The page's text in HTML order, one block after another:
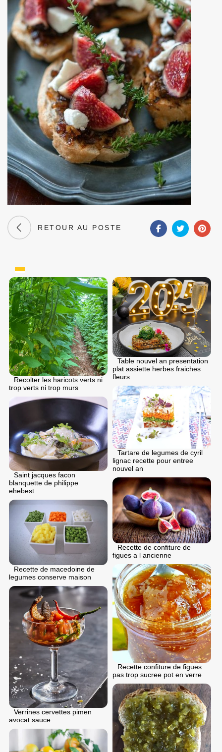
RETOUR AU POSTE
Recolter les haricots verts ni
trop verts ni trop murs
Table nouvel an presentation
plat assiette herbes fraiches
fleurs
Tartare de legumes de cyril
lignac recette pour entree
nouvel an
Saint jacques facon
blanquette de philippe
ehebest
Recette de confiture de
figues a l ancienne
Recette de macedoine de
legumes conserve maison
Recette confiture de figues
pas trop sucree pot en verre
Verrines cervettes pimen
avocat sauce